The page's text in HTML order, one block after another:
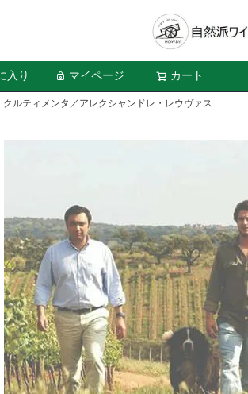
入り マイページ カート
ルティメンタ／アレクシャンドレ・レウヴァス